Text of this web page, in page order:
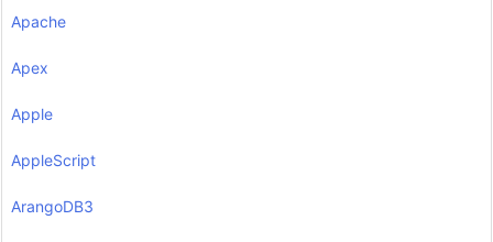
Apache
Apex
Apple
AppleScript
ArangoDB3